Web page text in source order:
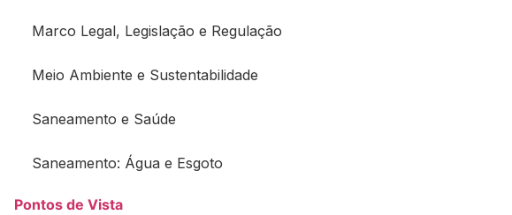
Marco Legal, Legislação e Regulação
Meio Ambiente e Sustentabilidade
Saneamento e Saúde
Saneamento: Água e Esgoto
Pontos de Vista